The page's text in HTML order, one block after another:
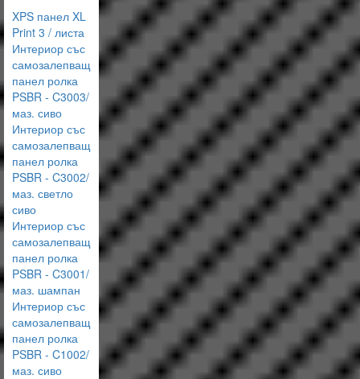
XPS панел XL
Print 3 / листа
Интериор със
самозалепващ
панел ролка
PSBR - C3003/
маз. сиво
Интериор със
самозалепващ
панел ролка
PSBR - C3002/
маз. светло
сиво
Интериор със
самозалепващ
панел ролка
PSBR - C3001/
маз. шампан
Интериор със
самозалепващ
панел ролка
PSBR - C1002/
маз. сиво